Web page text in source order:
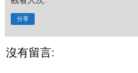
分享
沒有留言: